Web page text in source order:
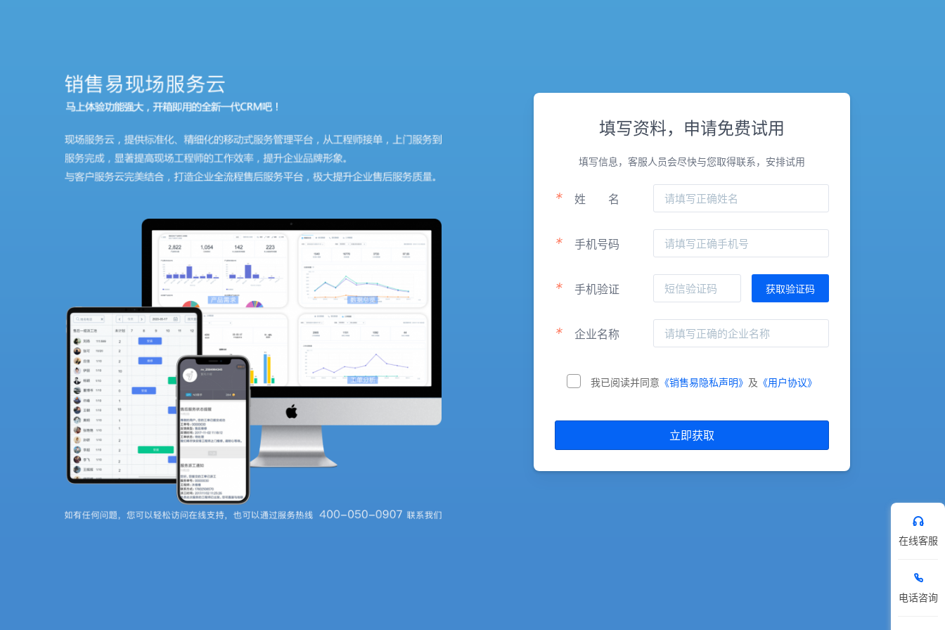
填写资料，申请免费试用
填写信息，客服人员会尽快与您取得联系，安排试用
* 姓 名
* 手机号码
* 手机验证
* 企业名称
我已阅读并同意 《销售易隐私声明》 及 《用户协议》
立即获取
在线客服
电话咨询